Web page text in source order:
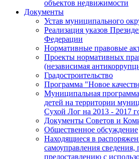
объектов недвижимости
Документы
Устав муниципального
Реализация указов
Федерации
Нормативные правовые
Проекты нормативных
(независимая
Градостроительство
Программа "Новое
Муниципальная
детей на территории
Сухой Лог на 2013 - 2017
Документы Советов и
Общественное обсуждение
Находящиеся в
самоуправления
предоставлению с